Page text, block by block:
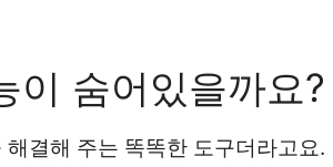
이 숨어있을까요?
결해 주는 똑똑한 도구더라고요.